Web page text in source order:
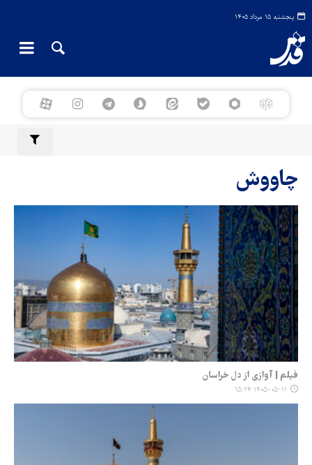
پنجشنبه ۱۵ مرداد ۱۴۰۵
چاووش
فیلم | آوازی از دل خراسان
۱۴۰۵-۰۵-۱۱ ۱۵:۲۴